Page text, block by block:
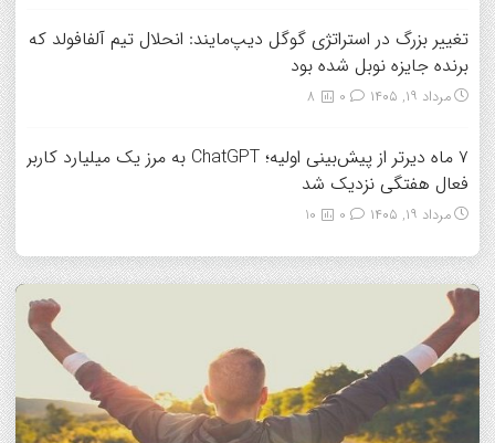
تغییر بزرگ در استراتژی گوگل دیپ‌مایند: انحلال تیم آلفافولد که
برنده جایزه نوبل شده بود
مرداد ۱۹, ۱۴۰۵ 8
۷ ماه دیرتر از پیش‌بینی اولیه؛ ChatGPT به مرز یک میلیارد کاربر
فعال هفتگی نزدیک شد
مرداد ۱۹, ۱۴۰۵ 10